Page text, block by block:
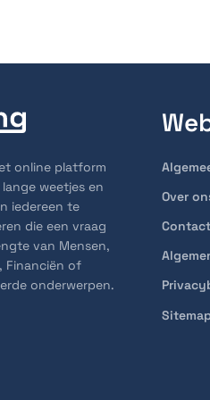
online platform
weetjes en
iedereen te
die een vraag
van Mensen,
Financiën of
onderwerpen.
Over
Contact